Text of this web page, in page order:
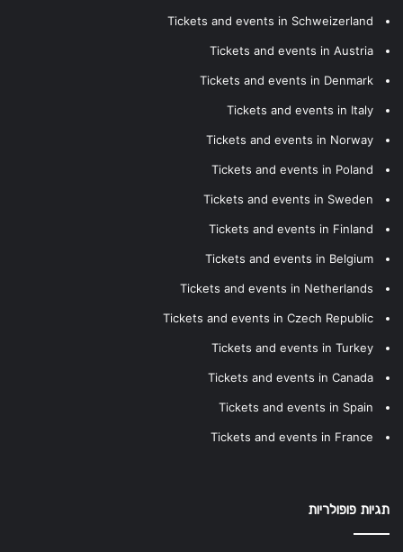
Tickets and events in Schweizerland
Tickets and events in Austria
Tickets and events in Denmark
Tickets and events in Italy
Tickets and events in Norway
Tickets and events in Poland
Tickets and events in Sweden
Tickets and events in Finland
Tickets and events in Belgium
Tickets and events in Netherlands
Tickets and events in Czech Republic
Tickets and events in Turkey
Tickets and events in Canada
Tickets and events in Spain
Tickets and events in France
תגיות פופולריות